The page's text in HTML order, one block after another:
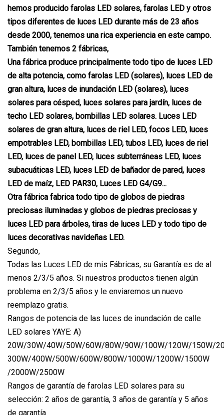
hemos producido farolas LED solares, farolas LED y otros
tipos diferentes de luces LED durante más de 23 años
desde 2000, tenemos una rica experiencia en este campo.
También tenemos 2 fábricas,
Una fábrica produce principalmente todo tipo de luces LED
de alta potencia, como farolas LED (solares), luces LED de
gran altura, luces de inundación LED (solares), luces
solares para césped, luces solares para jardín, luces de
techo LED solares, bombillas LED solares. Luces LED
solares de gran altura, luces de riel LED, focos LED, luces
empotrables LED, bombillas LED, tubos LED, luces de riel
LED, luces de panel LED, luces subterráneas LED, luces
subacuáticas LED, luces LED de bañador de pared, luces
LED de maíz, LED PAR30, Luces LED G4/G9...
Otra fábrica fabrica todo tipo de globos de piedras
preciosas iluminadas y globos de piedras preciosas y
luces LED para árboles, tiras de luces LED y todo tipo de
luces decorativas navideñas LED.
Segundo,
Todas las Luces LED de mis Fábricas, su Garantía es de al
menos 2/3/5 años. Si nuestros productos tienen algún
problema en 2/3/5 años y le enviaremos un nuevo
reemplazo gratis.
Rangos de potencia de las luces de inundación de calle
LED solares YAYE: A)
20W/30W/40W/50W/60W/80W/90W/100W/120W/150W/
300W/400W/500W/600W/800W/1000W/1200W/1500W
/2000W/2500W
Rangos de garantía de farolas LED solares para su
selección: 2 años de garantía, 3 años de garantía y 5 años
de garantía